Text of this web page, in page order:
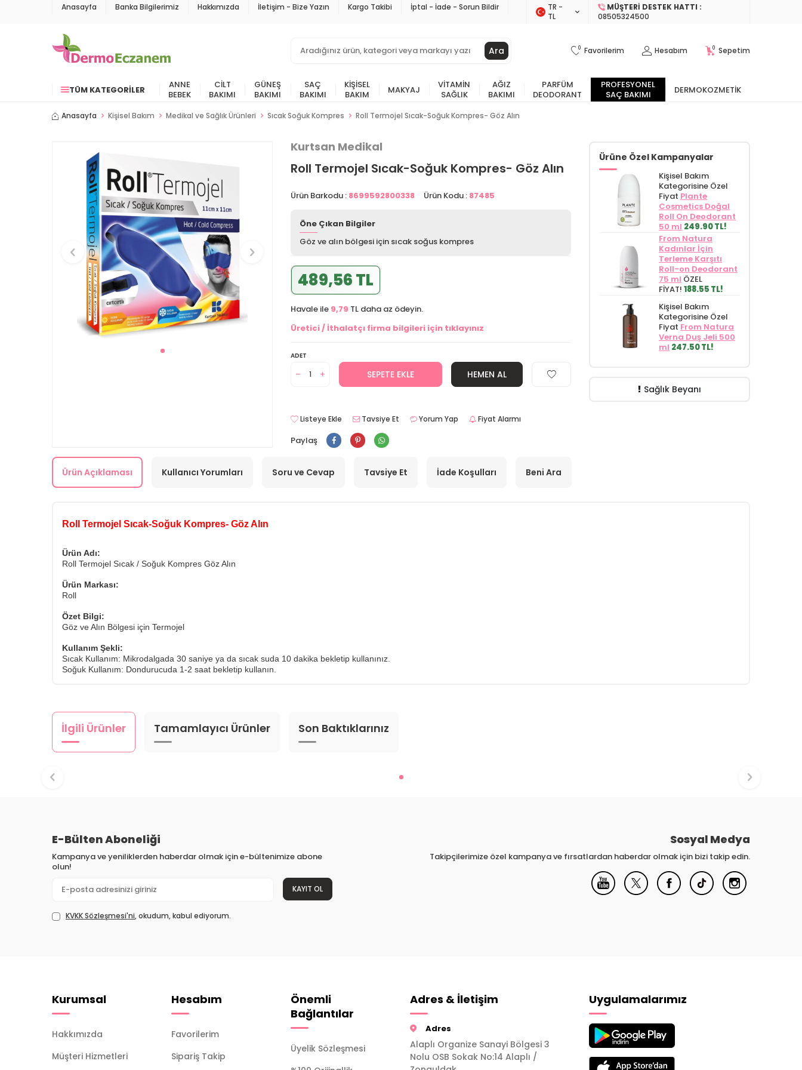
Anasayfa Banka Bilgilerimiz Hakkımızda İletişim - Bize Yazın Kargo Takibi İptal - İade - Sorun Bildir
TR −
TL
MÜŞTERI DESTEK HATTI :
08505324500
Ara 0 Favorilerim Hesabım 0 Sepetim
TÜM KATEGORILER
ANNE
BEBEK
CILT
BAKIMI
GÜNEŞ
BAKIMI
SAÇ
BAKIMI
KIŞISEL
BAKIM
MAKYAJ
VITAMIN
SAĞLIK
AĞIZ
BAKIMI
PARFÜM
DEODORANT
PROFESYONEL
SAÇ BAKIMI
DERMOKOZMETIK
Anasayfa Kişisel Bakım Medikal ve Sağlık Ürünleri Sıcak Soğuk Kompres Roll Termojel Sıcak-Soğuk Kompres- Göz Alın
Kurtsan Medikal
Roll Termojel Sıcak-Soğuk Kompres- Göz Alın
Ürün Barkodu : 8699592800338 Ürün Kodu : 87485
Öne Çıkan Bilgiler
Göz ve alın bölgesi için sıcak soğus kompres
489,56 TL
Havale ile 9,79 TL daha az ödeyin.
Üretici / İthalatçı firma bilgileri için tıklayınız
ADET
SEPETE EKLE HEMEN AL
Listeye Ekle Tavsiye Et Yorum Yap Fiyat Alarmı
Paylaş
Ürüne Özel Kampanyalar
Kişisel Bakım
Kategorisine Özel
Fiyat Plante
Cosmetics Doğal
Roll On Deodorant
50 ml 249.90 TL!
From Natura
Kadınlar İçin
Terleme Karşıtı
Roll-on Deodorant
75 ml ÖZEL
FİYAT! 188.55 TL!
Kişisel Bakım
Kategorisine Özel
Fiyat From Natura
Verna Duş Jeli 500
ml 247.50 TL!
Sağlık Beyanı
Ürün Açıklaması Kullanıcı Yorumları Soru ve Cevap Tavsiye Et İade Koşulları Beni Ara
Roll Termojel Sıcak-Soğuk Kompres- Göz Alın
Ürün Adı:
Roll Termojel Sıcak / Soğuk Kompres Göz Alın
Ürün Markası:
Roll
Özet Bilgi:
Göz ve Alın Bölgesi için Termojel
Kullanım Şekli:
Sıcak Kullanım: Mikrodalgada 30 saniye ya da sıcak suda 10 dakika bekletip kullanınız.
Soğuk Kullanım: Dondurucuda 1-2 saat bekletip kullanın.
İlgili Ürünler Tamamlayıcı Ürünler Son Baktıklarınız
E-Bülten Aboneliği
Kampanya ve yeniliklerden haberdar olmak için e-bültenimize abone
olun!
KAYIT OL
KVKK Sözleşmesi'ni, okudum, kabul ediyorum.
Sosyal Medya
Takipçilerimize özel kampanya ve fırsatlardan haberdar olmak için bizi takip edin.
Kurumsal
Hakkımızda
Müşteri Hizmetleri
Hesabım
Favorilerim
Sipariş Takip
Önemli
Bağlantılar
Üyelik Sözleşmesi
Adres & İletişim
Adres
Alaplı Organize Sanayi Bölgesi 3
Nolu OSB Sokak No:14 Alaplı /
Uygulamalarımız